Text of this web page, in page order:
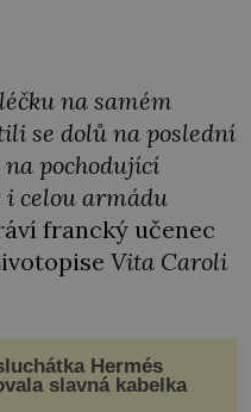
na samém
se dolů na poslední
pochodující
celou armádu
francký učenec
Vita Caroli
Hermés
slavná kabelka